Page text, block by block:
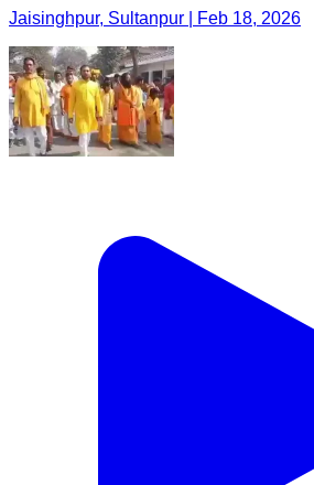
Jaisinghpur, Sultanpur | Feb 18, 2026